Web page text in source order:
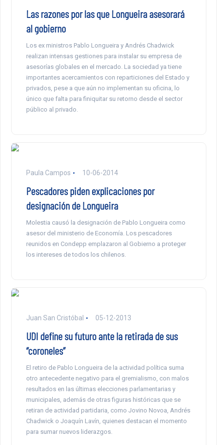
Las razones por las que Longueira asesorará
al gobierno
Los ex ministros Pablo Longueira y Andrés Chadwick
realizan intensas gestiones para instalar su empresa de
asesorías globales en el mercado. La sociedad ya tiene
importantes acercamientos con reparticiones del Estado y
privados, pese a que aún no implementan su oficina, lo
único que falta para finiquitar su retorno desde el sector
público al privado.
Paula Campos 10-06-2014
Pescadores piden explicaciones por
designación de Longueira
Molestia causó la designación de Pablo Longueira como
asesor del ministerio de Economía. Los pescadores
reunidos en Condepp emplazaron al Gobierno a proteger
los intereses de todos los chilenos.
Juan San Cristóbal 05-12-2013
UDI define su futuro ante la retirada de sus
“coroneles”
El retiro de Pablo Longueira de la actividad política suma
otro antecedente negativo para el gremialismo, con malos
resultados en las últimas elecciones parlamentarias y
municipales, además de otras figuras históricas que se
retiran de actividad partidaria, como Jovino Novoa, Andrés
Chadwick o Joaquín Lavín, quienes destacan el momento
para sumar nuevos liderazgos.